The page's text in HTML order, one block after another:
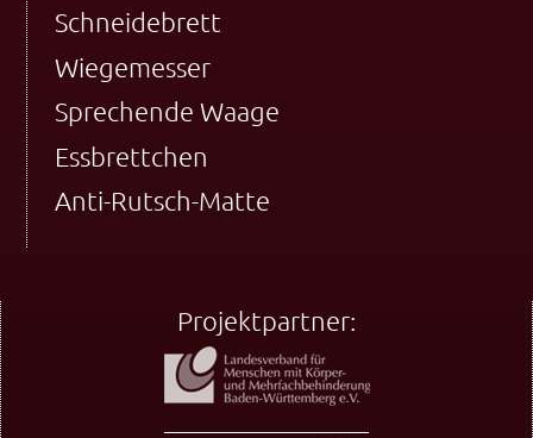
Schneidebrett
Wiegemesser
Sprechende Waage
Essbrettchen
Anti-Rutsch-Matte
Projektpartner: